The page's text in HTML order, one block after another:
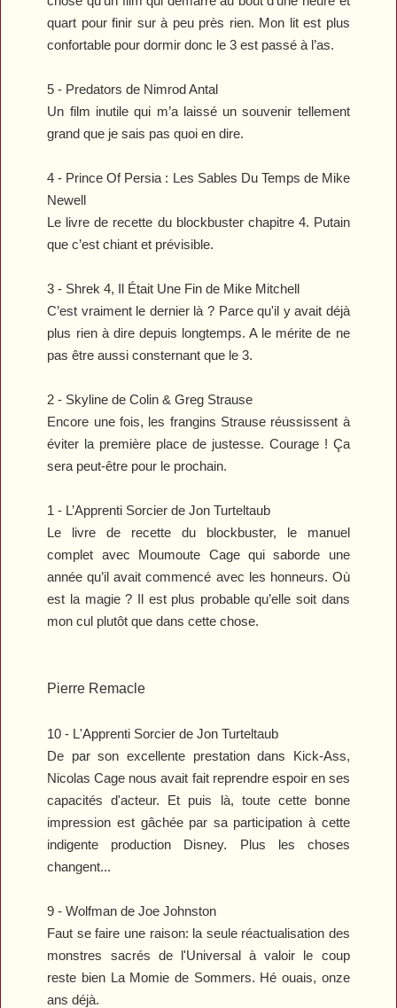
quart pour finir sur à peu près rien. Mon lit est plus
confortable pour dormir donc le 3 est passé à l’as.
5 - Predators de Nimrod Antal
Un film inutile qui m’a laissé un souvenir tellement
grand que je sais pas quoi en dire.
4 - Prince Of Persia : Les Sables Du Temps de Mike
Newell
Le livre de recette du blockbuster chapitre 4. Putain
que c’est chiant et prévisible.
3 - Shrek 4, Il Était Une Fin de Mike Mitchell
C’est vraiment le dernier là ? Parce qu'il y avait déjà
plus rien à dire depuis longtemps. A le mérite de ne
pas être aussi consternant que le 3.
2 - Skyline de Colin & Greg Strause
Encore une fois, les frangins Strause réussissent à
éviter la première place de justesse. Courage ! Ça
sera peut-être pour le prochain.
1 - L’Apprenti Sorcier deJon Turteltaub
Le livre de recette du blockbuster, le manuel
complet avec Moumoute Cage qui saborde une
année qu’il avait commencé avec les honneurs. Où
est la magie ? Il est plus probable qu’elle soit dans
mon cul plutôt que dans cette chose.
Pierre Remacle
10 - L'Apprenti SorcierdeJon Turteltaub
De par son excellente prestation dans Kick-Ass,
Nicolas Cage nous avait fait reprendre espoir en ses
capacités d'acteur. Et puis là, toute cette bonne
impression est gâchée par sa participation à cette
indigente production Disney. Plus les choses
changent...
9 -Wolfmande Joe Johnston
Faut se faire une raison: la seule réactualisation des
monstres sacrés de l'Universal à valoir le coup
reste bien La Momie de Sommers. Hé ouais, onze
ans déjà.